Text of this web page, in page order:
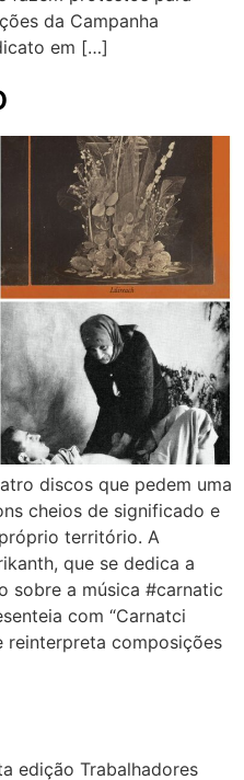
da Campanha
em […]
discos que pedem uma
cheios de significado e
território. A
que se dedica a
sobre a música #carnatic
com “Carnatci
reinterpreta composições
edição Trabalhadores